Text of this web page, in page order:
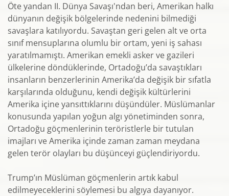
Öte yandan II. Dünya Savaşı'ndan beri, Amerikan halkı
dünyanın değişik bölgelerinde nedenini bilmediği
savaşlara katılıyordu. Savaştan geri gelen alt ve orta
sınıf mensuplarına olumlu bir ortam, yeni iş sahası
yaratılmamıştı. Amerikan emekli asker ve gazileri
ülkelerine döndüklerinde, Ortadoğu’da savaştıkları
insanların benzerlerinin Amerika’da değişik bir sıfatla
karşılarında olduğunu, kendi değişik kültürlerini
Amerika içine yansıttıklarını düşündüler. Müslümanlar
konusunda yapılan yoğun algı yönetiminden sonra,
Ortadoğu göçmenlerinin teröristlerle bir tutulan
imajları ve Amerika içinde zaman zaman meydana
gelen terör olayları bu düşünceyi güçlendiriyordu.
Trump’ın Müslüman göçmenlerin artık kabul
edilmeyeceklerini söylemesi bu algıya dayanıyor.